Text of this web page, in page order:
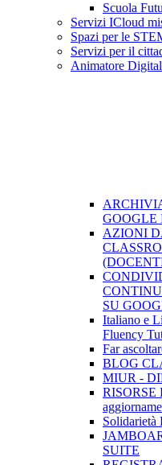
Scuola
Servizi ICloud
Spazi per le
Servizi per il
Animatore
GOOGLE
AZIONI
SU
Italiano e
Fluency
Far
BLOG
MIUR -
Solidarietà
SUITE